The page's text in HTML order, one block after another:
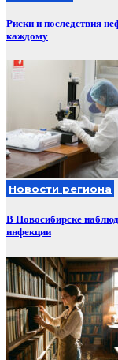
Риски и последствия
каждому
Новости региона
В Новосибирске
инфекции